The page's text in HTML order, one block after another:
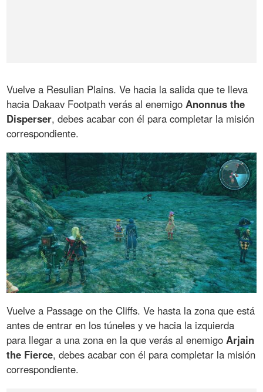
Vuelve a Resulian Plains. Ve hacia la salida que te lleva
hacia Dakaav Footpath verás al enemigoAnonnus the
Disperser, debes acabar con él para completar la misión
correspondiente.
Vuelve a Passage on the Cliffs. Ve hasta la zona que está
antes de entrar en los túneles y ve hacia la izquierda
para llegar a una zona en la que verás al enemigo Arjain
the Fierce, debes acabar con él para completar la misión
correspondiente.